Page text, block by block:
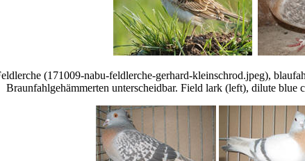
(171009-nabu-feldlerche-gerhard-kleinschrod.jpeg),
Braunfahlgehämmerten unterscheidbar. Field lark (left), dilute